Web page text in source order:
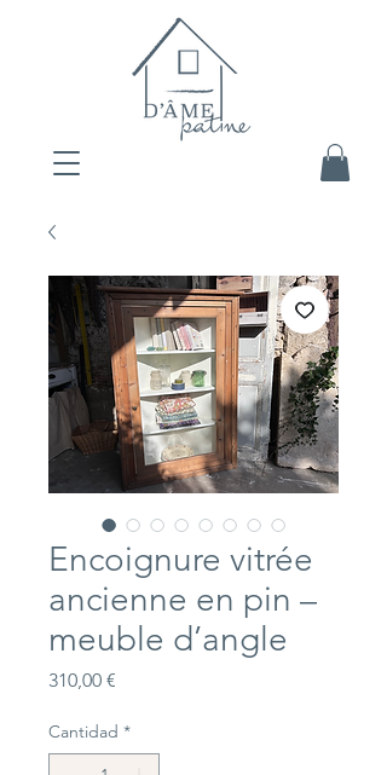
Encoignure vitrée
ancienne en pin –
meuble d’angle
310,00 €
Cantidad *